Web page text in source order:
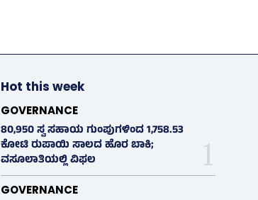
Hot this week
GOVERNANCE
80,950 ಸ್ವ ಸಹಾಯ ಗುಂಪುಗಳಿಂದ 1,758.53
ಕೋಟಿ ರುಪಾಯಿ ಸಾಲದ ಹೊರ ಬಾಕಿ;
ವಸೂಲಾತಿಯಲ್ಲಿ ವಿಫಲ
GOVERNANCE